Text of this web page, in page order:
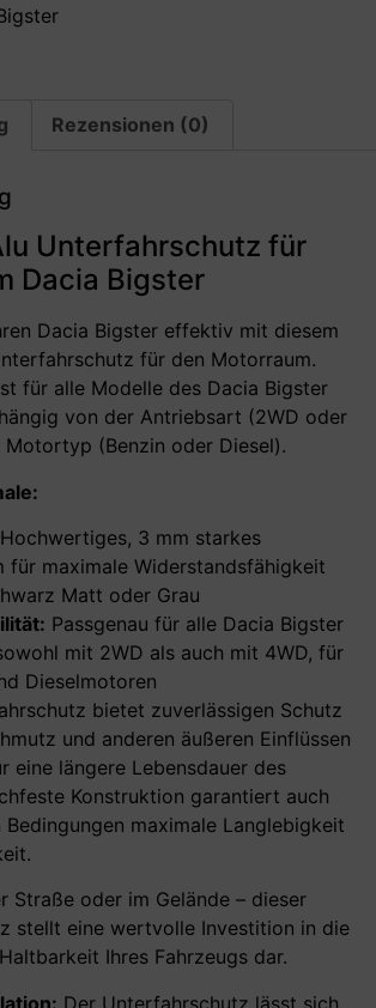
Rezensionen (0)
Unterfahrschutz für
Dacia Bigster
Dacia Bigster effektiv mit diesem
für den Motorraum.
für alle Modelle des Dacia Bigster
von der Antriebsart (2WD oder
Motortyp (Benzin oder Diesel).
Hochwertiges, 3 mm starkes
für maximale Widerstandsfähigkeit
Matt oder Grau
Passgenau für alle Dacia Bigster
mit 2WD als auch mit 4WD, für
Dieselmotoren
bietet zuverlässigen Schutz
und anderen äußeren Einflüssen
eine längere Lebensdauer des
Konstruktion garantiert auch
maximale Langlebigkeit
Straße oder im Gelände – dieser
stellt eine wertvolle Investition in die
Ihres Fahrzeugs dar.
Der Unterfahrschutz lässt sich